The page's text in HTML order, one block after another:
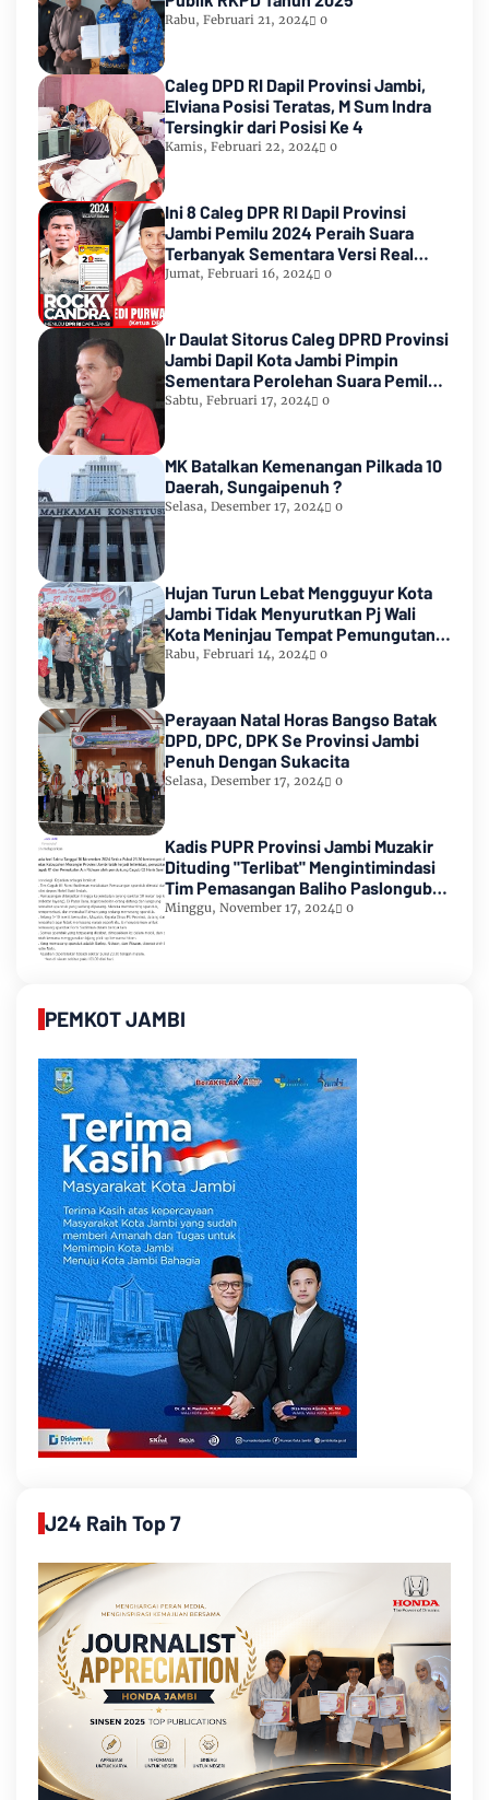
Rabu, Februari 21, 2024 0
Caleg DPD RI Dapil Provinsi Jambi,
Elviana Posisi Teratas, M Sum Indra
Tersingkir dari Posisi Ke 4
Kamis, Februari 22, 2024 0
Ini 8 Caleg DPR RI Dapil Provinsi
Jambi Pemilu 2024 Peraih Suara
Terbanyak Sementara Versi Real
Count KPU RI
Jumat, Februari 16, 2024 0
Ir Daulat Sitorus Caleg DPRD Provinsi
Jambi Dapil Kota Jambi Pimpin
Sementara Perolehan Suara Pemilu
2024
Sabtu, Februari 17, 2024 0
MK Batalkan Kemenangan Pilkada 10
Daerah, Sungaipenuh ?
Selasa, Desember 17, 2024 0
Hujan Turun Lebat Mengguyur Kota
Jambi Tidak Menyurutkan Pj Wali
Kota Meninjau Tempat Pemungutan
Suara Pemilu 2024
Rabu, Februari 14, 2024 0
Perayaan Natal Horas Bangso Batak
DPD, DPC, DPK Se Provinsi Jambi
Penuh Dengan Sukacita
Selasa, Desember 17, 2024 0
Kadis PUPR Provinsi Jambi Muzakir
Dituding "Terlibat" Mengintimindasi
Tim Pemasangan Baliho Paslongub
Romi-Sudirman
Minggu, November 17, 2024 0
PEMKOT JAMBI
J24 Raih Top 7